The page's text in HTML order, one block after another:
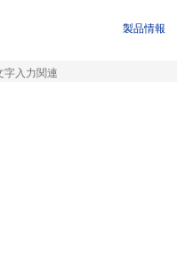
製品情報
字入力関連